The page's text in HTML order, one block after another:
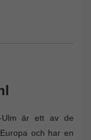
Ulm är ett av de
och har en